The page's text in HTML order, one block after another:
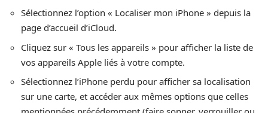
Sélectionnez l’option « Localiser mon iPhone » depuis la
page d’accueil d’iCloud.
Cliquez sur « Tous les appareils » pour afficher la liste de
vos appareils Apple liés à votre compte.
Sélectionnez l’iPhone perdu pour afficher sa localisation
sur une carte, et accéder aux mêmes options que celles